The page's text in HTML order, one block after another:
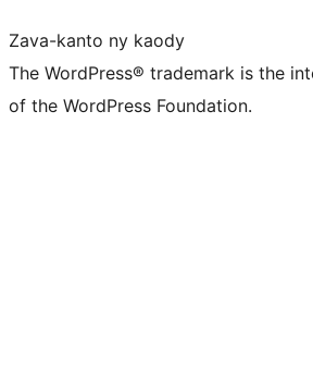
Zava-kanto ny kaody
The WordPress® trademark is the
of the WordPress Foundation.